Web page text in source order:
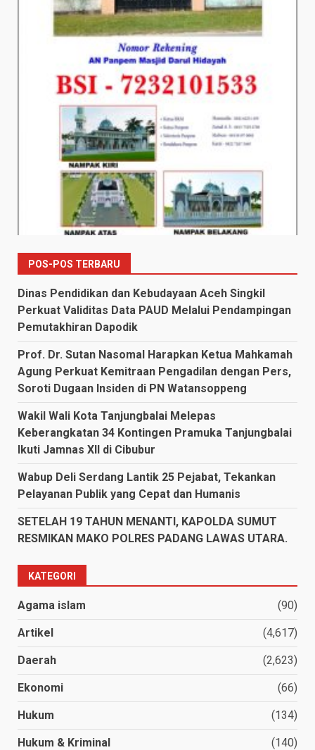
POS-POS TERBARU
Dinas Pendidikan dan Kebudayaan Aceh Singkil
Perkuat Validitas Data PAUD Melalui Pendampingan
Pemutakhiran Dapodik
Prof. Dr. Sutan Nasomal Harapkan Ketua Mahkamah
Agung Perkuat Kemitraan Pengadilan dengan Pers,
Soroti Dugaan Insiden di PN Watansoppeng
Wakil Wali Kota Tanjungbalai Melepas
Keberangkatan 34 Kontingen Pramuka Tanjungbalai
Ikuti Jamnas XII di Cibubur
Wabup Deli Serdang Lantik 25 Pejabat, Tekankan
Pelayanan Publik yang Cepat dan Humanis
SETELAH 19 TAHUN MENANTI, KAPOLDA SUMUT
RESMIKAN MAKO POLRES PADANG LAWAS UTARA.
KATEGORI
Agama islam (90)
Artikel (4,617)
Daerah (2,623)
Ekonomi (66)
Hukum (134)
Hukum & Kriminal (140)